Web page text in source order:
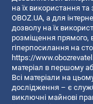
на їх використання
OBOZ.UA, а для
дозволу на їх
розміщення прямого,
гіперпосилання на
https://
матеріал в першому
Всі матеріали на
дослідження – є
виключні майнові